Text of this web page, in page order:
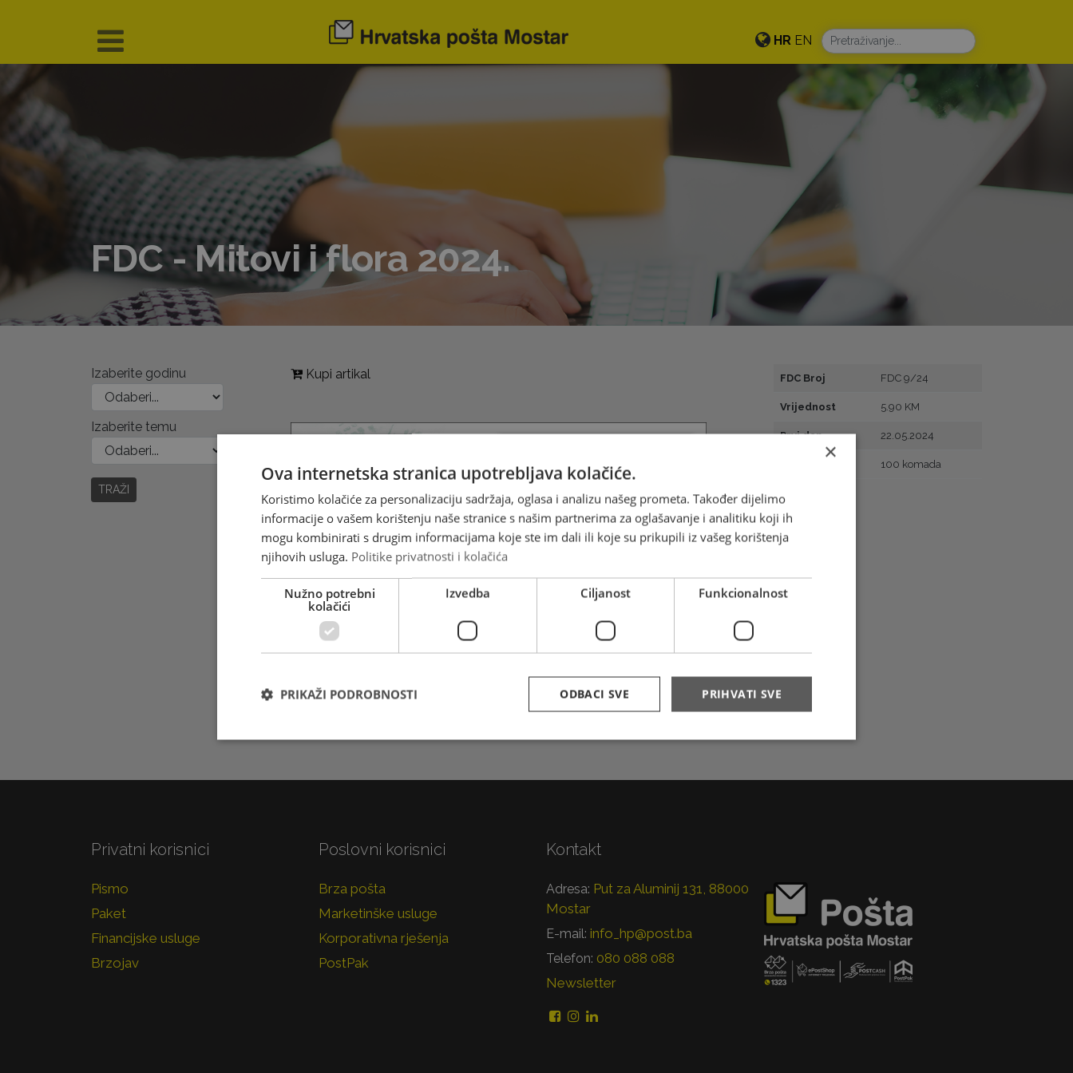
HR EN
FDC - Mitovi i flora 2024.
Izaberite godinu
Izaberite temu
TRAŽI
Kupi artikal FDC Broj FDC 9/24
Vrijednost 5.90 KM
Prvi dan 22.05.2024
100 komada
Privatni korisnici
Pismo
Paket
Financijske usluge
Brzojav
Poslovni korisnici
Brza pošta
Marketinške usluge
Korporativna rješenja
PostPak
Kontakt
Adresa: Put za Aluminij 131, 88000
Mostar
E-mail: info_hp@post.ba
Telefon: 080 088 088
Newsletter
×
Ova internetska stranica upotrebljava kolačiće.
Koristimo kolačiće za personalizaciju sadržaja, oglasa i analizu našeg prometa. Također dijelimo
informacije o vašem korištenju naše stranice s našim partnerima za oglašavanje i analitiku koji ih
mogu kombinirati s drugim informacijama koje ste im dali ili koje su prikupili iz vašeg korištenja
njihovih usluga. Politike privatnosti i kolačića
Nužno potrebni
kolačići
Izvedba Ciljanost Funkcionalnost
PRIHVATI SVE
ODBACI SVE
PRIKAŽI PODROBNOSTI